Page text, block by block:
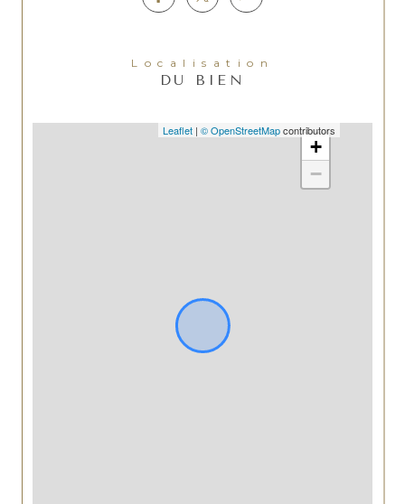
Localisation
DU BIEN
+
−
Leaflet | © OpenStreetMapcontributors